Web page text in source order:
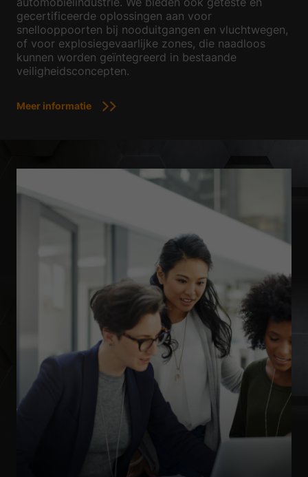
gecertificeerde oplossingen aan voor
snellooppoorten bij nooduitgangen en vluchtwegen,
of voor explosiegevaarlijke zones, die naadloos
kunnen worden geïntegreerd in bestaande
veiligheidsconcepten.
Meer informatie